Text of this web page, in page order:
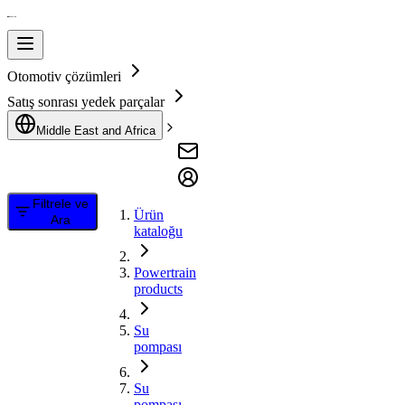
Otomotiv çözümleri
Satış sonrası yedek parçalar
Middle East and Africa
Filtrele ve
Ara
Ürün
kataloğu
Powertrain
products
Su
pompası
Su